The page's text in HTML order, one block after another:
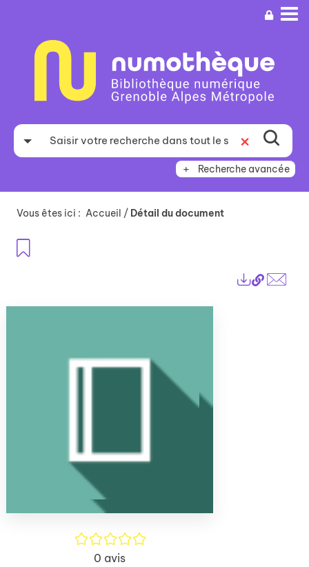
recherche
Recherche avancée
Vous êtes ici : Accueil / Détail du document
Lien
/5
0 avis